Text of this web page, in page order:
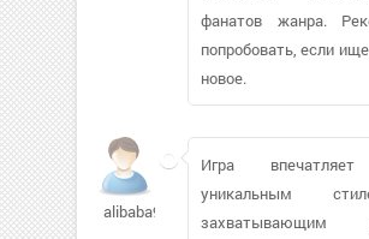
фанатов жанра.
попробовать, если
новое.
alibaba92847
Игра
уникальным
захватывающим